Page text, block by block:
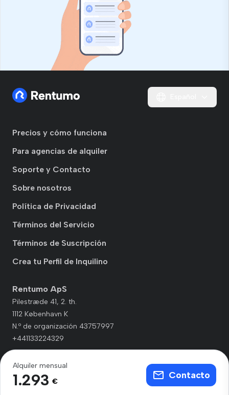
Alquiler mensual
1.293 €
Contacto
Precios y cómo funciona
Para agencias de alquiler
Soporte y Contacto
Sobre nosotros
Política de Privacidad
Términos del Servicio
Términos de Suscripción
Crea tu Perfil de Inquilino
Rentumo ApS
Pilestræde 41, 2. th.
1112 København K
N.º de organización 43757997
+441133224329